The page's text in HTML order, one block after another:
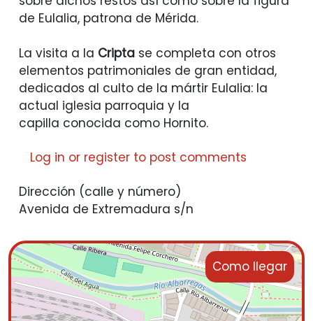
de Eulalia, patrona de Mérida.
La visita a la Cripta se completa con otros
elementos patrimoniales de gran entidad,
dedicados al culto de la mártir Eulalia: la
actual iglesia parroquia y la
capilla conocida como Hornito.
Log in or register to post comments
Dirección (calle y número)
Avenida de Extremadura s/n
Como llegar